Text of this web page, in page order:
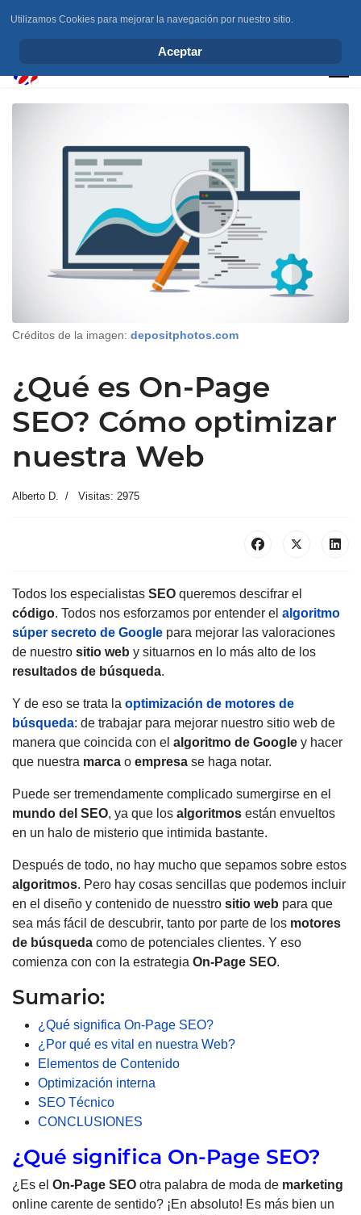
Créditos de la imagen: depositphotos.com
¿Qué es On-Page
SEO? Cómo optimizar
nuestra Web
Alberto D. Visitas: 2975
Todos los especialistas SEO queremos descifrar el
código. Todos nos esforzamos por entender el algoritmo
súper secreto de Google para mejorar las valoraciones
de nuestro sitio web y situarnos en lo más alto de los
resultados de búsqueda.
Y de eso se trata la optimización de motores de
búsqueda: de trabajar para mejorar nuestro sitio web de
manera que coincida con el algoritmo de Google y hacer
que nuestra marca o empresa se haga notar.
Puede ser tremendamente complicado sumergirse en el
mundo del SEO, ya que los algoritmos están envueltos
en un halo de misterio que intimida bastante.
Después de todo, no hay mucho que sepamos sobre estos
algoritmos. Pero hay cosas sencillas que podemos incluir
en el diseño y contenido de nuesstro sitio web para que
sea más fácil de descubrir, tanto por parte de los motores
de búsqueda como de potenciales clientes. Y eso
comienza con con la estrategia On-Page SEO.
Sumario:
¿Qué significa On-Page SEO?
¿Por qué es vital en nuestra Web?
Elementos de Contenido
Optimización interna
SEO Técnico
CONCLUSIONES
¿Qué significa On-Page SEO?
¿Es el On-Page SEO otra palabra de moda de marketing
online carente de sentido? ¡En absoluto! Es más bien un
Utilizamos Cookies para mejorar la navegación por nuestro sitio.
Aceptar